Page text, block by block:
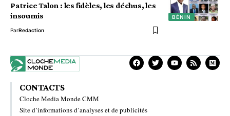
BÉNIN
Patrice Talon : les fidèles, les déchus, les
insoumis
ParRedaction
CONTACTS
Cloche Media Monde CMM
Site d’informations d’analyses et de publicités